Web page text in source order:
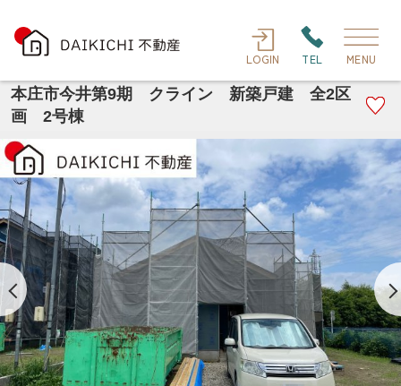
LOGIN TEL MENU
本庄市今井第9期 クライン 新築戸建 全2区
画 2号棟